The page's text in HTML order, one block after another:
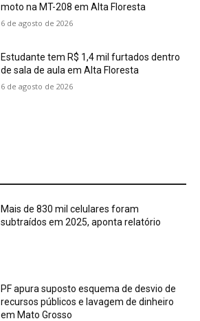
moto na MT-208 em Alta Floresta
6 de agosto de 2026
Estudante tem R$ 1,4 mil furtados dentro
de sala de aula em Alta Floresta
6 de agosto de 2026
Mais de 830 mil celulares foram
subtraídos em 2025, aponta relatório
PF apura suposto esquema de desvio de
recursos públicos e lavagem de dinheiro
em Mato Grosso